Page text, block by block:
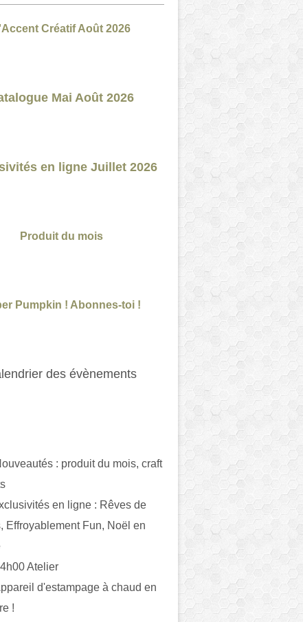
Créatif Août 2026
Mai Août 2026
en ligne Juillet 2026
Produit du mois
Pumpkin ! Abonnes-toi !
des évènements
: produit du mois, craft
en ligne : Rêves de
Effroyablement Fun, Noël en
Atelier
d'estampage à chaud en
!